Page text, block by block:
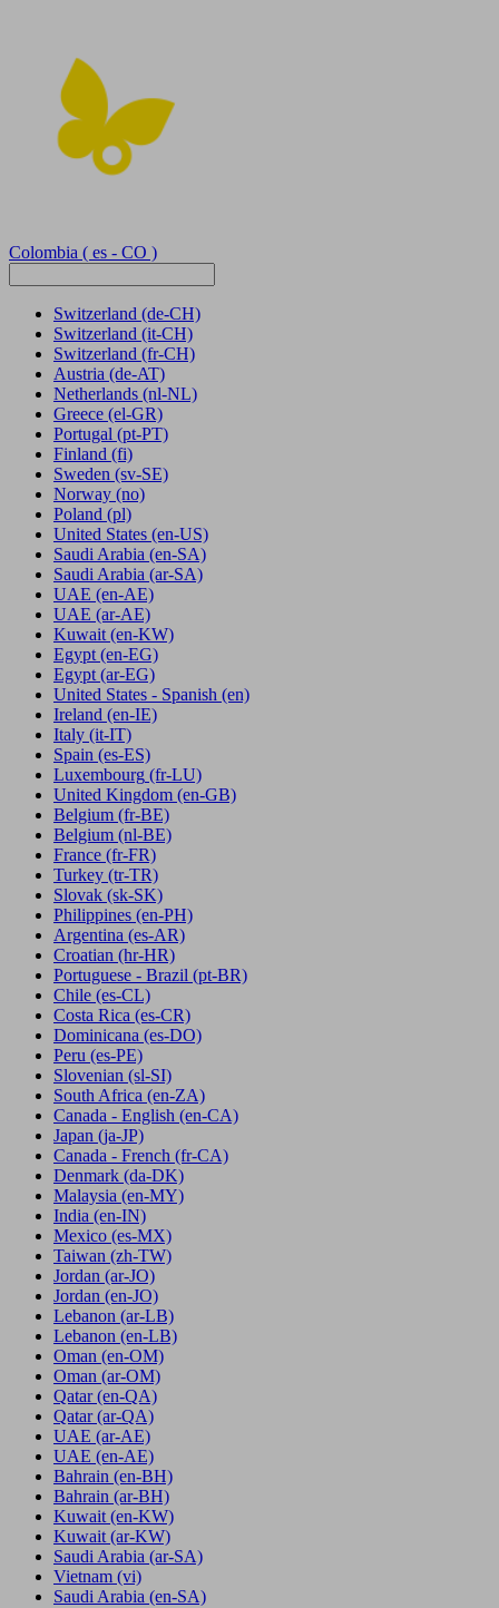
Colombia ( es - CO )
Switzerland (de-CH)
Switzerland (it-CH)
Switzerland (fr-CH)
Austria (de-AT)
Netherlands (nl-NL)
Greece (el-GR)
Portugal (pt-PT)
Finland (fi)
Sweden (sv-SE)
Norway (no)
Poland (pl)
United States (en-US)
Saudi Arabia (en-SA)
Saudi Arabia (ar-SA)
UAE (en-AE)
UAE (ar-AE)
Kuwait (en-KW)
Egypt (en-EG)
Egypt (ar-EG)
United States - Spanish (en)
Ireland (en-IE)
Italy (it-IT)
Spain (es-ES)
Luxembourg (fr-LU)
United Kingdom (en-GB)
Belgium (fr-BE)
Belgium (nl-BE)
France (fr-FR)
Turkey (tr-TR)
Slovak (sk-SK)
Philippines (en-PH)
Argentina (es-AR)
Croatian (hr-HR)
Portuguese - Brazil (pt-BR)
Chile (es-CL)
Costa Rica (es-CR)
Dominicana (es-DO)
Peru (es-PE)
Slovenian (sl-SI)
South Africa (en-ZA)
Canada - English (en-CA)
Japan (ja-JP)
Canada - French (fr-CA)
Denmark (da-DK)
Malaysia (en-MY)
India (en-IN)
Mexico (es-MX)
Taiwan (zh-TW)
Jordan (ar-JO)
Jordan (en-JO)
Lebanon (ar-LB)
Lebanon (en-LB)
Oman (en-OM)
Oman (ar-OM)
Qatar (en-QA)
Qatar (ar-QA)
UAE (ar-AE)
UAE (en-AE)
Bahrain (en-BH)
Bahrain (ar-BH)
Kuwait (en-KW)
Kuwait (ar-KW)
Saudi Arabia (ar-SA)
Vietnam (vi)
Saudi Arabia (en-SA)